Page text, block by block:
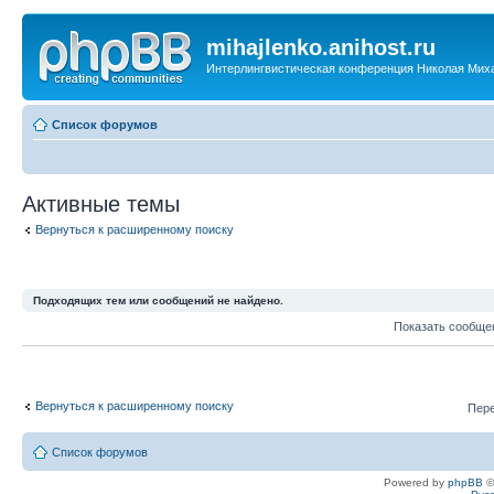
mihajlenko.anihost.ru
Интерлингвистическая конференция Николая
Список форумов
Активные темы
Вернуться к расширенному поиску
Подходящих тем или сообщений не найдено.
Показать
Вернуться к расширенному поиску
Список форумов
Powered by phpBB